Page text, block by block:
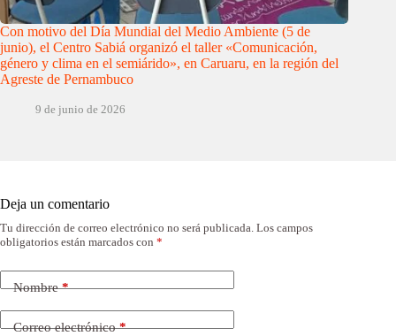
Con motivo del Día Mundial del Medio Ambiente (5 de
junio), el Centro Sabiá organizó el taller «Comunicación,
género y clima en el semiárido», en Caruaru, en la región del
Agreste de Pernambuco
9 de junio de 2026
Deja un comentario
Tu dirección de correo electrónico no será publicada. Los campos
obligatorios están marcados con *
Nombre*
Correo electrónico*